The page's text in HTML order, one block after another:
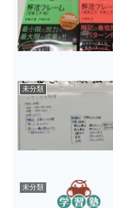
未分類
未分類